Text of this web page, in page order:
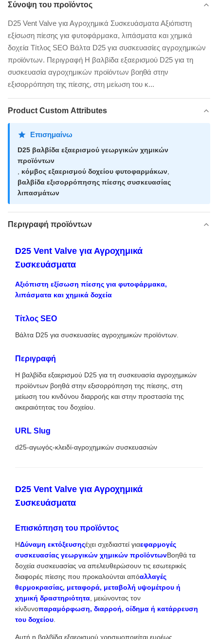
Σύνοψη του προϊόντος
D25 Vent Valve για Αγροχημικά Συσκευάσματα Αξιόπιστη
εξίσωση πίεσης για φυτοφάρμακα, λιπάσματα και χημικά
δοχεία Τίτλος SEO Βάλτα D25 για συσκευασίες αγροχημικών
προϊόντων. Περιγραφή Η βαλβίδα εξαερισμού D25 για τη
συσκευασία αγροχημικών προϊόντων βοηθά στην
εξισορρόπηση της πίεσης, στη μείωση του κ...
Product Custom Attributes
Επισημαίνω
D25 βαλβίδα εξαερισμού γεωργικών χημικών
προϊόντων
κόμβος εξαερισμού δοχείου φυτοφαρμάκων
βαλβίδα εξισορρόπησης πίεσης συσκευασίας
λιπασμάτων
Περιγραφή προϊόντων
D25 Vent Valve για Αγροχημικά
Συσκευάσματα
Αξιόπιστη εξίσωση πίεσης για φυτοφάρμακα,
λιπάσματα και χημικά δοχεία
Τίτλος SEO
Βάλτα D25 για συσκευασίες αγροχημικών προϊόντων.
Περιγραφή
Η βαλβίδα εξαερισμού D25 για τη συσκευασία αγροχημικών
προϊόντων βοηθά στην εξισορρόπηση της πίεσης, στη
μείωση του κινδύνου διαρροής και στην προστασία της
ακεραιότητας του δοχείου.
URL Slug
d25-αγωγός-κλειδί-αγροχημικών συσκευασιών
D25 Vent Valve για Αγροχημικά
Συσκευάσματα
Επισκόπηση του προϊόντος
ΗΔύναμη εκτόξευσηςέχει σχεδιαστεί γιαεφαρμογές
συσκευασίας γεωργικών χημικών προϊόντωνΒοηθά τα
δοχεία συσκευασίας να απελευθερώσουν τις εσωτερικές
διαφορές πίεσης που προκαλούνται απόαλλαγές
θερμοκρασίας, μεταφορά, μεταβολή υψομέτρου ή
χημική δραστηριότητα , μειώνοντας τον
κίνδυνοπαραμόρφωση, διαρροή, οίδημα ή κατάρρευση
του δοχείου
Αυτή η βαλβίδα εξαερισμού χρησιμοποιείται ευρέως